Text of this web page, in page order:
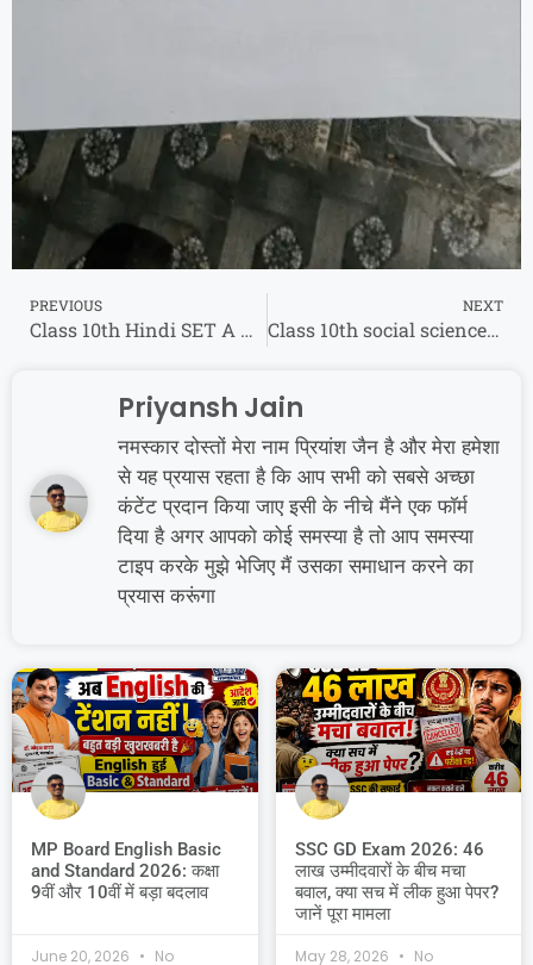
PREVIOUS
Class 10th Hindi SET A अर्धवार्षिक पेपर 2024 एमपी बोर्ड अर्धवार्षिक परीक्षा हिंदी पेपर 2024
NEXT
Class 10th social science half yearly paper 2024 एमपी बोर्ड अर्धवार्षिक परीक्षा सामाजिक विज्ञान पेपर 2024
Priyansh Jain
नमस्कार दोस्तों मेरा नाम प्रियांश जैन है और मेरा हमेशा
से यह प्रयास रहता है कि आप सभी को सबसे अच्छा
कंटेंट प्रदान किया जाए इसी के नीचे मैंने एक फॉर्म
दिया है अगर आपको कोई समस्या है तो आप समस्या
टाइप करके मुझे भेजिए मैं उसका समाधान करने का
प्रयास करूंगा
MP Board English Basic
and Standard 2026: कक्षा
9वीं और 10वीं में बड़ा बदलाव
June 20, 2026
No
SSC GD Exam 2026: 46
लाख उम्मीदवारों के बीच मचा
बवाल, क्या सच में लीक हुआ पेपर?
जानें पूरा मामला
May 28, 2026
No